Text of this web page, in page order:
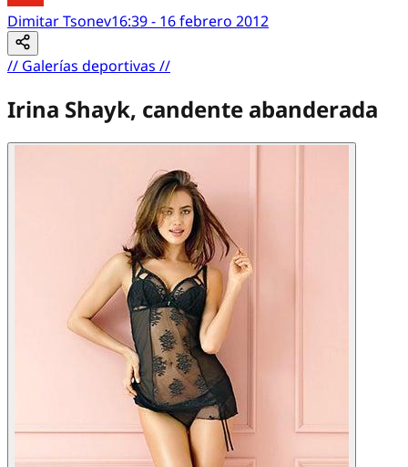
Dimitar Tsonev16:39 - 16 febrero 2012
// Galerías deportivas //
Irina Shayk, candente abanderada